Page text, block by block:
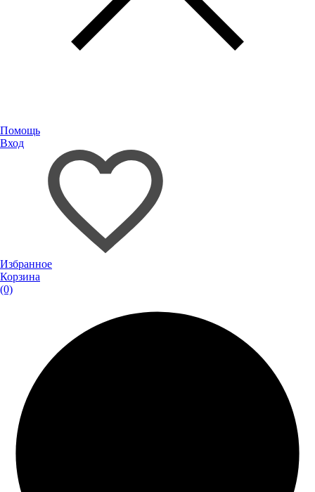
Помощь
Вход
Избранное
Корзина
(0)